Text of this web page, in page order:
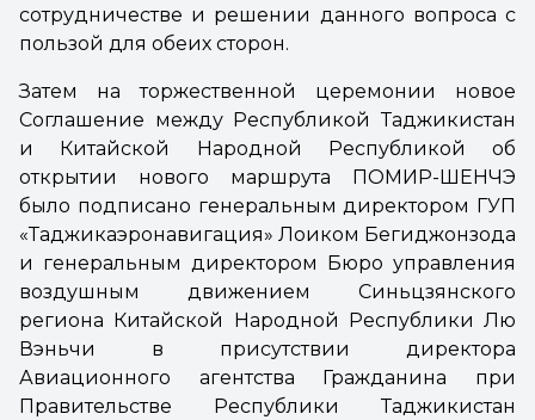
сотрудничестве и решении данного вопроса с
пользой для обеих сторон.
Затем на торжественной церемонии новое
Соглашение между Республикой Таджикистан
и Китайской Народной Республикой об
открытии нового маршрута ПОМИР-ШЕНЧЭ
было подписано генеральным директором ГУП
«Таджикаэронавигация» Лоиком Бегиджонзода
и генеральным директором Бюро управления
воздушным движением Синьцзянского
региона Китайской Народной Республики Лю
Вэньчи в присутствии директора
Авиационного агентства Гражданина при
Правительстве Республики Таджикистан